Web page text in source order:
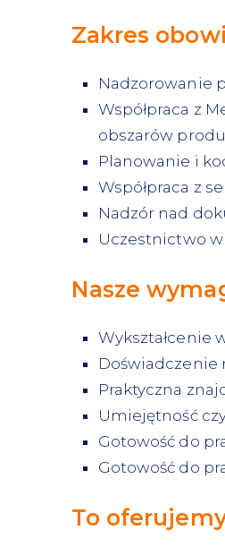
Zakres
Nadzorowanie
Współpraca z
obszarów
Planowanie i
Współpraca z
Nadzór nad
Uczestnictwo
Nasze
Wykształcenie
Praktyczna
Umiejętność
Gotowość do
Gotowość do
To